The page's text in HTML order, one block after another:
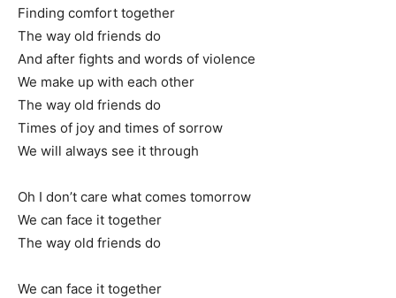
Finding comfort together
The way old friends do
And after fights and words of violence
We make up with each other
The way old friends do
Times of joy and times of sorrow
We will always see it through
Oh I don’t care what comes tomorrow
We can face it together
The way old friends do
We can face it together